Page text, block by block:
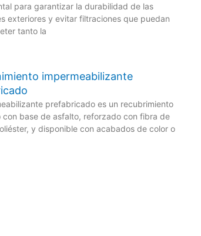
para garantizar la durabilidad de las
exteriores y evitar filtraciones que puedan
tanto la
impermeabilizante
prefabricado es un recubrimiento
base de asfalto, reforzado con fibra de
y disponible con acabados de color o